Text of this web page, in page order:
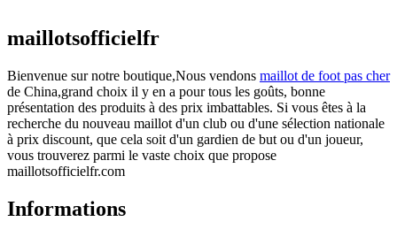
maillotsofficielfr
Bienvenue sur notre boutique,Nous vendons maillot de foot pas cher
de China,grand choix il y en a pour tous les goûts, bonne
présentation des produits à des prix imbattables. Si vous êtes à la
recherche du nouveau maillot d'un club ou d'une sélection nationale
à prix discount, que cela soit d'un gardien de but ou d'un joueur,
vous trouverez parmi le vaste choix que propose
maillotsofficielfr.com
Informations